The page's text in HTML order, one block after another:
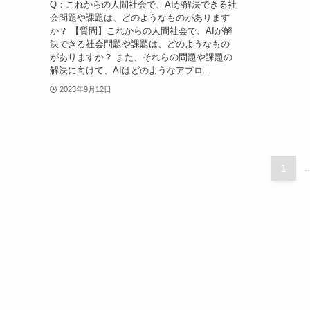
Q：これからの人間社会で、AIが解決できる社
会問題や課題は、どのようなものがあります
か？ 【質問】これからの人間社会で、AIが解
決できる社会問題や課題は、どのようなもの
がありますか？ また、それらの問題や課題の
解決に向けて、AIはどのようなアプロ...
2023年9月12日
1